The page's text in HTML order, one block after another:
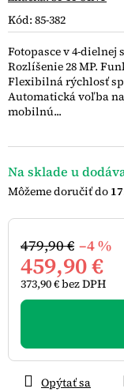
Kód: 85-382
Na sklade u
479,90 € –4 %
459,90 €
373,90 € bez DPH
Jednotková
Fotopasce v 4-dielnej
Rozlíšenie 28 MP.
Flexibilná rýchlosť
Automatická voľba
mobilnú...
Opýtať sa
0,0
5
hviezdičiek.